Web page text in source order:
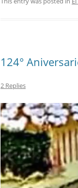
124°
2 Replies